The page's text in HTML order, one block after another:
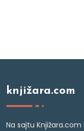
knjižara.com
Na sajtu